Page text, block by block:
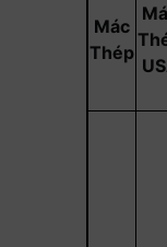
Mác
Thép